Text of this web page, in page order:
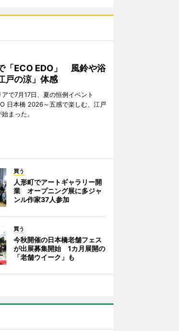
「ECO EDO」 風鈴や浴
戸の涼」体感
アで7月17日、夏の恒例イベント
日本橋 2026～五感で楽しむ、江戸
まった。
買う
人形町でアートギャラリー開
業 オープニング展に多ジャ
ンル作家37人参加
買う
今秋開催の日本橋老舗フェス
が出展募集開始 1カ月展開の
「老舗ウイーク」も